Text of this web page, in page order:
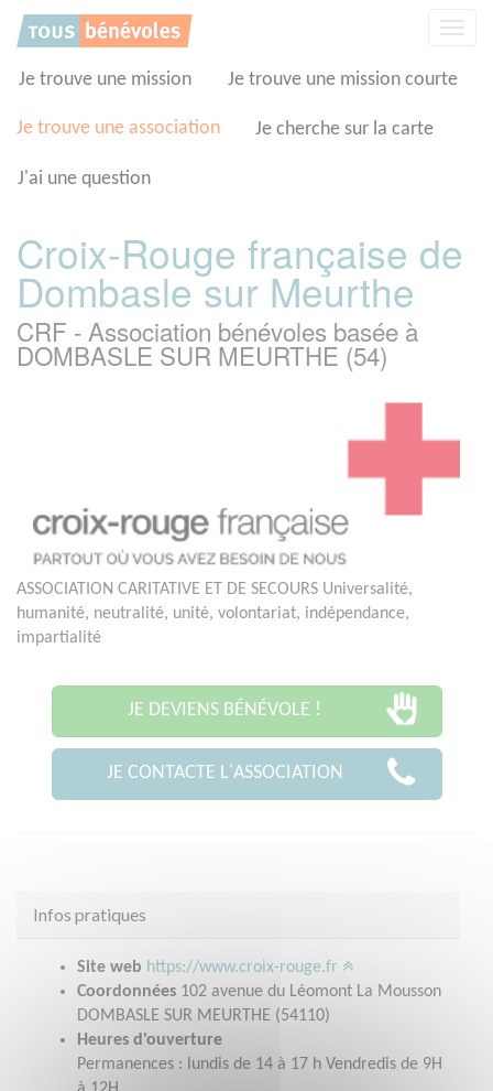
Je trouve une mission Je trouve une mission courte
Je trouve une association Je cherche sur la carte
J'ai une question
Croix-Rouge française de
Dombasle sur Meurthe
CRF - Association bénévoles basée à
DOMBASLE SUR MEURTHE (54)
ASSOCIATION CARITATIVE ET DE SECOURS Universalité,
humanité, neutralité, unité, volontariat, indépendance,
impartialité
JE DEVIENS BÉNÉVOLE !
JE CONTACTE L'ASSOCIATION
Infos pratiques
Site web https://www.croix-rouge.fr
Coordonnées 102 avenue du Léomont La Mousson
DOMBASLE SUR MEURTHE (54110)
Heures d'ouverture
Permanences : lundis de 14 à 17 h Vendredis de 9H
Panneau de gestion des cookies